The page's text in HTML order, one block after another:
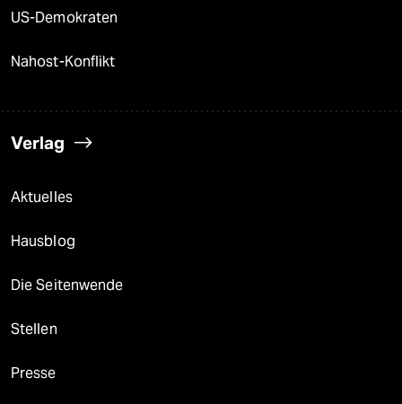
US-Demokraten
Nahost-Konflikt
Verlag
Aktuelles
Hausblog
Die Seitenwende
Stellen
Presse